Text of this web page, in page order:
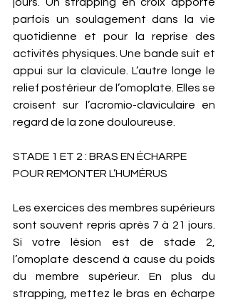
parfois un soulagement dans la vie
quotidienne et pour la reprise des
activités physiques. Une bande suit et
appui sur la clavicule. L’autre longe le
relief postérieur de l’omoplate. Elles se
croisent sur l’acromio-claviculaire en
regard de la zone douloureuse.
STADE 1 ET 2 : BRAS EN ÉCHARPE
POUR REMONTER L’HUMÉRUS
Les exercices des membres supérieurs
sont souvent repris après 7 à 21 jours.
Si votre lésion est de stade 2,
l’omoplate descend à cause du poids
du membre supérieur. En plus du
strapping, mettez le bras en écharpe